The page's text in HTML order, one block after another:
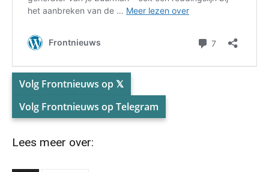
Volg Frontnieuws op 𝕏
Volg Frontnieuws op Telegram
Lees meer over: